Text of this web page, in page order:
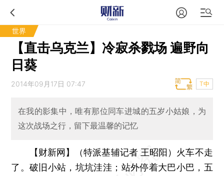
世界
【直击乌克兰】冷寂杀戮场 遍野向
日葵
2014年09月17日 07:47 T中
在我的影集中，唯有那位同车进城的五岁小姑娘，为
这次战场之行，留下最温馨的记忆
【财新网】（特派基辅记者 王昭阳） 火车不走
了。破旧小站，坑坑洼洼；站外停着大巴小巴，五